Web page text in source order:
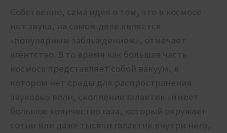
Собственно, сама идея о том, что в космосе
нет звука, на самом деле является
«популярным заблуждением», отмечает
агентство. В то время как большая часть
космоса представляет собой вакуум, в
котором нет среды для распространения
звуковых волн, скопление галактик «имеет
большое количество газа, который окружает
сотни или даже тысячи галактик внутри него,